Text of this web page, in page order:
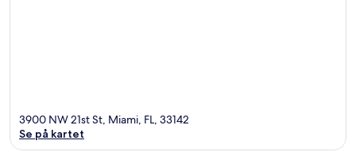
3900 NW 21st St, Miami, FL, 33142
Se på kartet